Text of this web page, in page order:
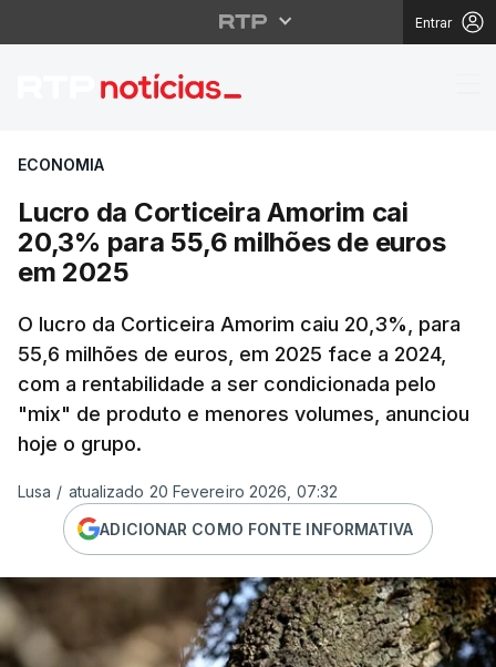
Entrar
Lucro da Corticeira
ECONOMIA
Lucro da Corticeira Amorim cai
20,3% para 55,6 milhões de euros
em 2025
O lucro da Corticeira Amorim caiu 20,3%, para
55,6 milhões de euros, em 2025 face a 2024,
com a rentabilidade a ser condicionada pelo
"mix" de produto e menores volumes, anunciou
hoje o grupo.
Lusa / atualizado 20 Fevereiro 2026, 07:32
ADICIONAR COMO FONTE INFORMATIVA